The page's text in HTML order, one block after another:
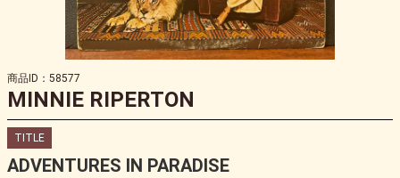
商品ID：58577
MINNIE RIPERTON
TITLE
ADVENTURES IN PARADISE